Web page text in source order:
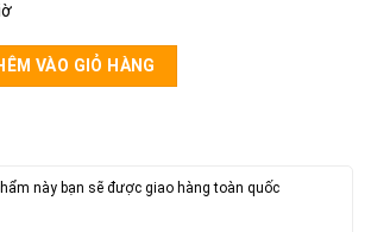
số lượng
VÀO GIỎ HÀNG
này bạn sẽ được giao hàng toàn quốc